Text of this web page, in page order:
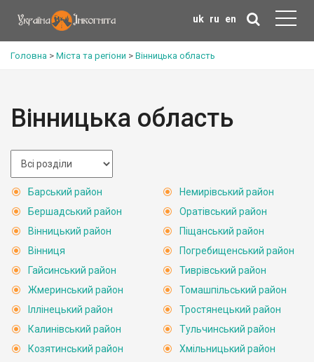
uk ru en
Головна > Міста та регіони > Вінницька область
Вінницька область
Барський район
Бершадський район
Вінницький район
Вінниця
Гайсинський район
Жмеринський район
Іллінецький район
Калинівський район
Козятинський район
Немирівський район
Оратівський район
Піщанський район
Погребищенський район
Тиврівський район
Томашпільський район
Тростянецький район
Тульчинський район
Хмільницький район